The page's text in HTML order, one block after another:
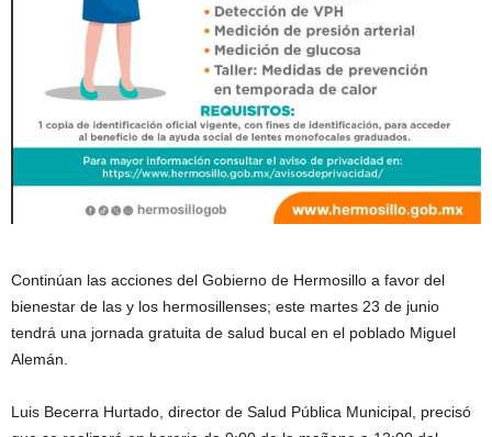
Continúan las acciones del Gobierno de Hermosillo a favor del
bienestar de las y los hermosillenses; este martes 23 de junio
tendrá una jornada gratuita de salud bucal en el poblado Miguel
Alemán.
Luis Becerra Hurtado, director de Salud Pública Municipal, precisó